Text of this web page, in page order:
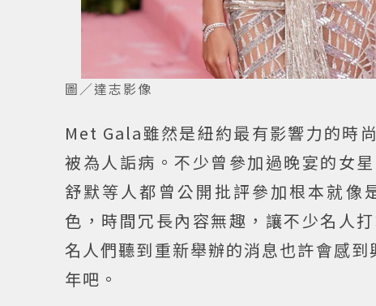
圖／達志影像
Met Gala雖然是紐約最有影響力的時
被為人詬病。不少曾參加過晚宴的女
舒默等人都曾公開批評參加根本就像
色，時間冗長內容無趣，讓不少名人
名人們聽到重新舉辦的消息也許會感
年吧。